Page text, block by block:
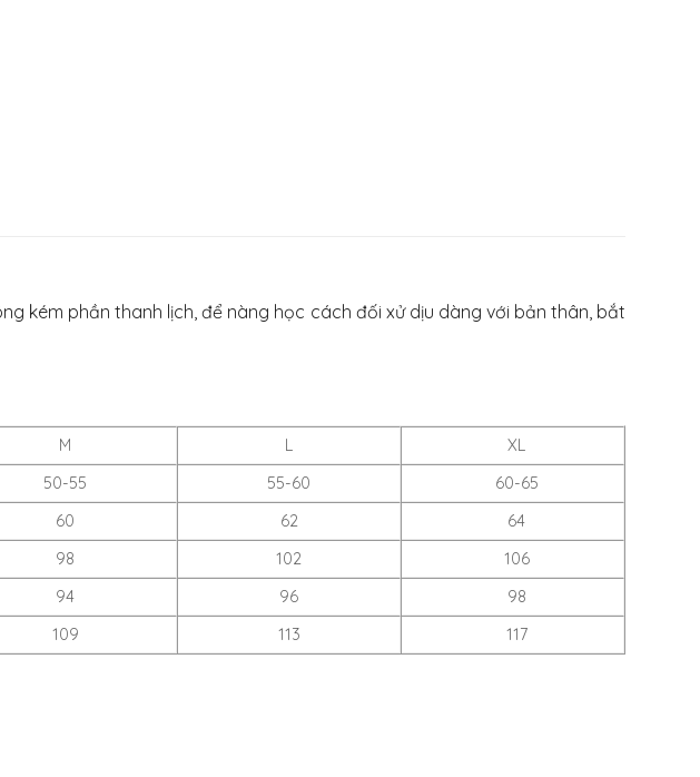
kém phần thanh lịch, để nàng học cách đối xử dịu dàng với bản thân, bắt
M L
XL
50-55 55-60
60-65
60 62
64
98 102
106
94 96
98
109 113 117